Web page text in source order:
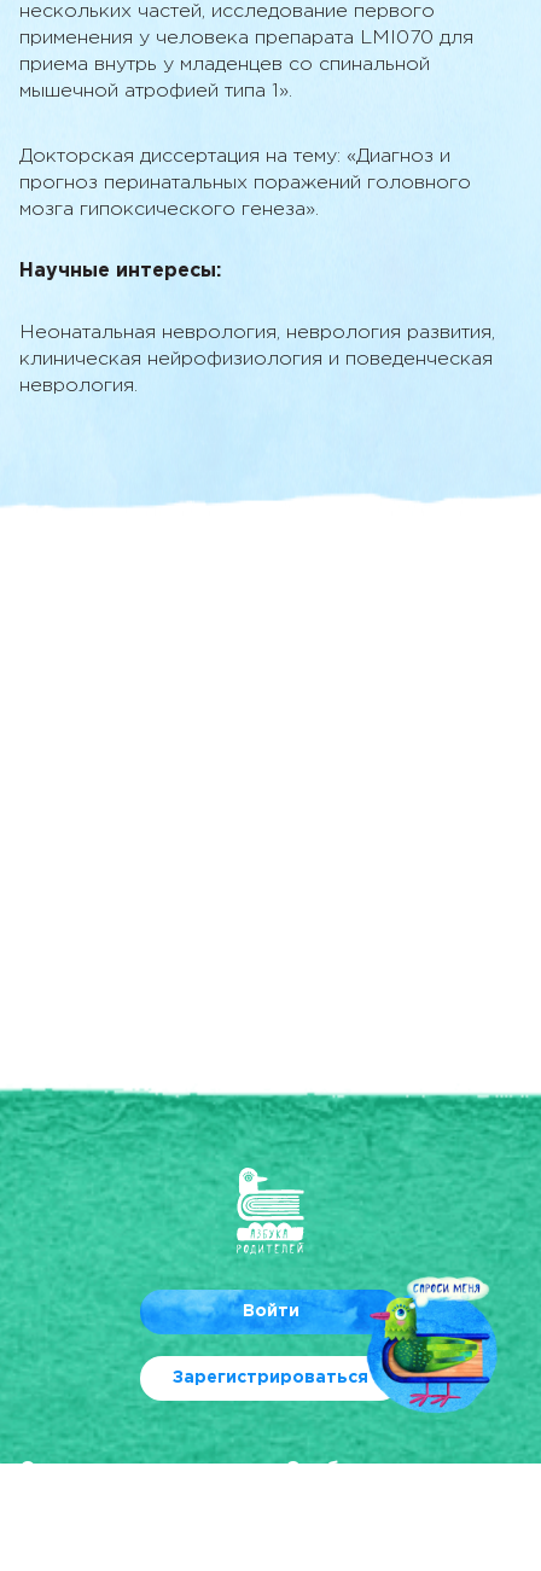
нескольких частей, исследование первого
применения у человека препарата LMI070 для
приема внутрь у младенцев со спинальной
мышечной атрофией типа 1».
Докторская диссертация на тему: «Диагноз и
прогноз перинатальных поражений головного
мозга гипоксического генеза».
Научные интересы:
Неонатальная неврология, неврология развития,
клиническая нейрофизиология и поведенческая
неврология.
Войти
Зарегистрироваться